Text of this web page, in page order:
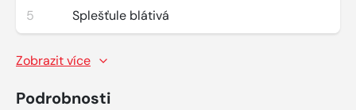
5 Splešťule blátivá
Zobrazit více
Podrobnosti